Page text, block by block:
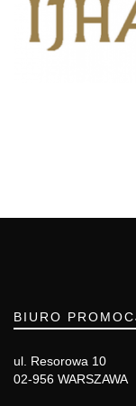
BIURO
ul. Resorowa 10
02-956 WARSZAWA